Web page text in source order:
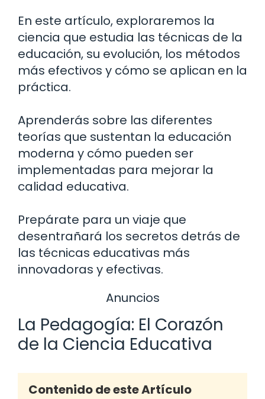
En este artículo, exploraremos la
ciencia que estudia las técnicas de la
educación, su evolución, los métodos
más efectivos y cómo se aplican en la
práctica.
Aprenderás sobre las diferentes
teorías que sustentan la educación
moderna y cómo pueden ser
implementadas para mejorar la
calidad educativa.
Prepárate para un viaje que
desentrañará los secretos detrás de
las técnicas educativas más
innovadoras y efectivas.
Anuncios
La Pedagogía: El Corazón
de la Ciencia Educativa
Contenido de este Artículo